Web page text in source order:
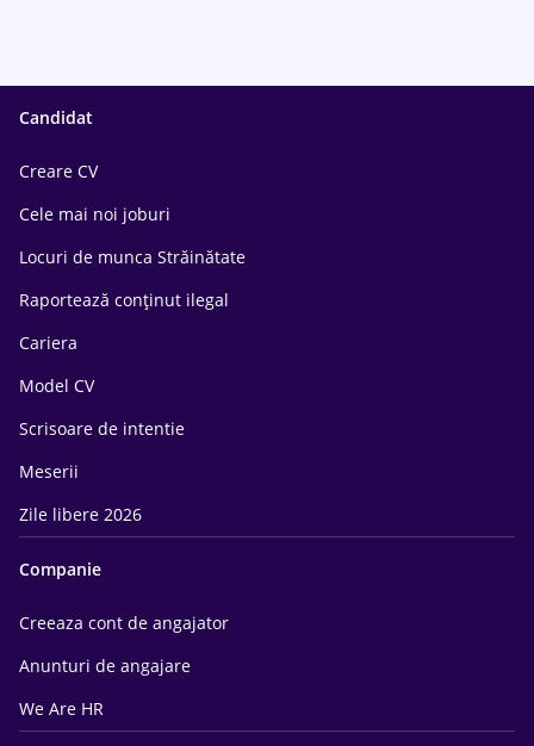
Candidat
Creare CV
Cele mai noi joburi
Locuri de munca Străinătate
Raportează conținut ilegal
Cariera
Model CV
Scrisoare de intentie
Meserii
Zile libere 2026
Companie
Creeaza cont de angajator
Anunturi de angajare
We Are HR